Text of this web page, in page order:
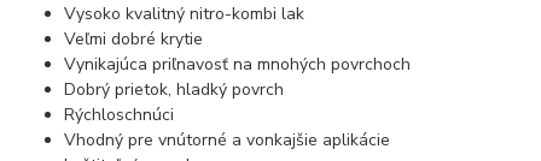
Vysoko kvalitný nitro-kombi lak
Veľmi dobré krytie
Vynikajúca priľnavosť na mnohých povrchoch
Dobrý prietok, hladký povrch
Rýchloschnúci
Vhodný pre vnútorné a vonkajšie aplikácie